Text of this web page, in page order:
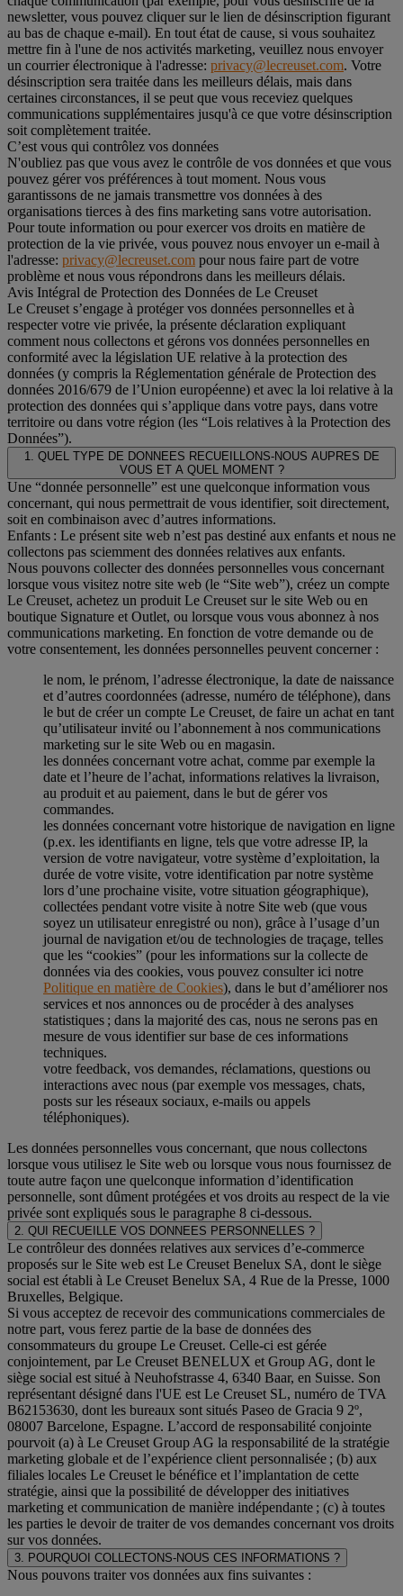
newsletter, vous pouvez cliquer sur le lien de désinscription figurant
au bas de chaque e-mail). En tout état de cause, si vous souhaitez
mettre fin à l'une de nos activités marketing, veuillez nous envoyer
un courrier électronique à l'adresse: privacy@lecreuset.com. Votre
désinscription sera traitée dans les meilleurs délais, mais dans
certaines circonstances, il se peut que vous receviez quelques
communications supplémentaires jusqu'à ce que votre désinscription
soit complètement traitée.
C’est vous qui contrôlez vos données
N'oubliez pas que vous avez le contrôle de vos données et que vous
pouvez gérer vos préférences à tout moment. Nous vous
garantissons de ne jamais transmettre vos données à des
organisations tierces à des fins marketing sans votre autorisation.
Pour toute information ou pour exercer vos droits en matière de
protection de la vie privée, vous pouvez nous envoyer un e-mail à
l'adresse: privacy@lecreuset.com pour nous faire part de votre
problème et nous vous répondrons dans les meilleurs délais.
Avis Intégral de Protection des Données de Le Creuset
Le Creuset s’engage à protéger vos données personnelles et à
respecter votre vie privée, la présente déclaration expliquant
comment nous collectons et gérons vos données personnelles en
conformité avec la législation UE relative à la protection des
données (y compris la Réglementation générale de Protection des
données 2016/679 de l’Union européenne) et avec la loi relative à la
protection des données qui s’applique dans votre pays, dans votre
territoire ou dans votre région (les “Lois relatives à la Protection des
Données”).
1. QUEL TYPE DE DONNEES RECUEILLONS-NOUS AUPRES DE
VOUS ET A QUEL MOMENT ?
Une “donnée personnelle” est une quelconque information vous
concernant, qui nous permettrait de vous identifier, soit directement,
soit en combinaison avec d’autres informations.
Enfants : Le présent site web n’est pas destiné aux enfants et nous ne
collectons pas sciemment des données relatives aux enfants.
Nous pouvons collecter des données personnelles vous concernant
lorsque vous visitez notre site web (le “Site web”), créez un compte
Le Creuset, achetez un produit Le Creuset sur le site Web ou en
boutique Signature et Outlet, ou lorsque vous vous abonnez à nos
communications marketing. En fonction de votre demande ou de
votre consentement, les données personnelles peuvent concerner :
le nom, le prénom, l’adresse électronique, la date de naissance
et d’autres coordonnées (adresse, numéro de téléphone), dans
le but de créer un compte Le Creuset, de faire un achat en tant
qu’utilisateur invité ou l’abonnement à nos communications
marketing sur le site Web ou en magasin.
les données concernant votre achat, comme par exemple la
date et l’heure de l’achat, informations relatives la livraison,
au produit et au paiement, dans le but de gérer vos
commandes.
les données concernant votre historique de navigation en ligne
(p.ex. les identifiants en ligne, tels que votre adresse IP, la
version de votre navigateur, votre système d’exploitation, la
durée de votre visite, votre identification par notre système
lors d’une prochaine visite, votre situation géographique),
collectées pendant votre visite à notre Site web (que vous
soyez un utilisateur enregistré ou non), grâce à l’usage d’un
journal de navigation et/ou de technologies de traçage, telles
que les “cookies” (pour les informations sur la collecte de
données via des cookies, vous pouvez consulter ici notre
Politique en matière de Cookies), dans le but d’améliorer nos
services et nos annonces ou de procéder à des analyses
statistiques ; dans la majorité des cas, nous ne serons pas en
mesure de vous identifier sur base de ces informations
techniques.
votre feedback, vos demandes, réclamations, questions ou
interactions avec nous (par exemple vos messages, chats,
posts sur les réseaux sociaux, e-mails ou appels
téléphoniques).
Les données personnelles vous concernant, que nous collectons
lorsque vous utilisez le Site web ou lorsque vous nous fournissez de
toute autre façon une quelconque information d’identification
personnelle, sont dûment protégées et vos droits au respect de la vie
privée sont expliqués sous le paragraphe 8 ci-dessous.
2. QUI RECUEILLE VOS DONNEES PERSONNELLES ?
Le contrôleur des données relatives aux services d’e-commerce
proposés sur le Site web est Le Creuset Benelux SA, dont le siège
social est établi à Le Creuset Benelux SA, 4 Rue de la Presse, 1000
Bruxelles, Belgique.
Si vous acceptez de recevoir des communications commerciales de
notre part, vous ferez partie de la base de données des
consommateurs du groupe Le Creuset. Celle-ci est gérée
conjointement, par Le Creuset BENELUX et Group AG, dont le
siège social est situé à Neuhofstrasse 4, 6340 Baar, en Suisse. Son
représentant désigné dans l'UE est Le Creuset SL, numéro de TVA
B62153630, dont les bureaux sont situés Paseo de Gracia 9 2º,
08007 Barcelone, Espagne. L’accord de responsabilité conjointe
pourvoit (a) à Le Creuset Group AG la responsabilité de la stratégie
marketing globale et de l’expérience client personnalisée ; (b) aux
filiales locales Le Creuset le bénéfice et l’implantation de cette
stratégie, ainsi que la possibilité de développer des initiatives
marketing et communication de manière indépendante ; (c) à toutes
les parties le devoir de traiter de vos demandes concernant vos droits
sur vos données.
3. POURQUOI COLLECTONS-NOUS CES INFORMATIONS ?
Nous pouvons traiter vos données aux fins suivantes :